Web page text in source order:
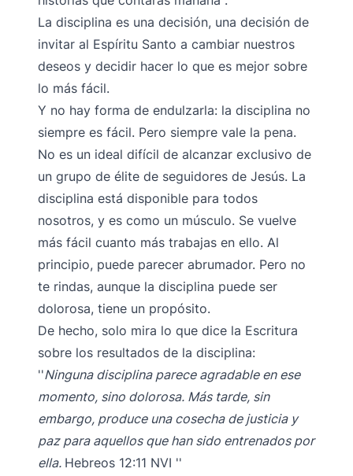
La disciplina es una decisión, una decisión de
invitar al Espíritu Santo a cambiar nuestros
deseos y decidir hacer lo que es mejor sobre
lo más fácil.
Y no hay forma de endulzarla: la disciplina no
siempre es fácil. Pero siempre vale la pena.
No es un ideal difícil de alcanzar exclusivo de
un grupo de élite de seguidores de Jesús. La
disciplina está disponible para todos
nosotros, y es como un músculo. Se vuelve
más fácil cuanto más trabajas en ello. Al
principio, puede parecer abrumador. Pero no
te rindas, aunque la disciplina puede ser
dolorosa, tiene un propósito.
De hecho, solo mira lo que dice la Escritura
sobre los resultados de la disciplina:
Ninguna disciplina parece agradable en ese
momento, sino dolorosa. Más tarde, sin
embargo, produce una cosecha de justicia y
paz para aquellos que han sido entrenados por
ella. Hebreos 12:11 NVI